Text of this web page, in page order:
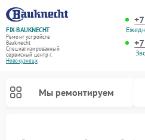
FIX-BAUKNECHT
Ремонт устройств
Bauknecht
Специализированный
cервисный центр г.
Новокузнецк
Мы ремонтируем